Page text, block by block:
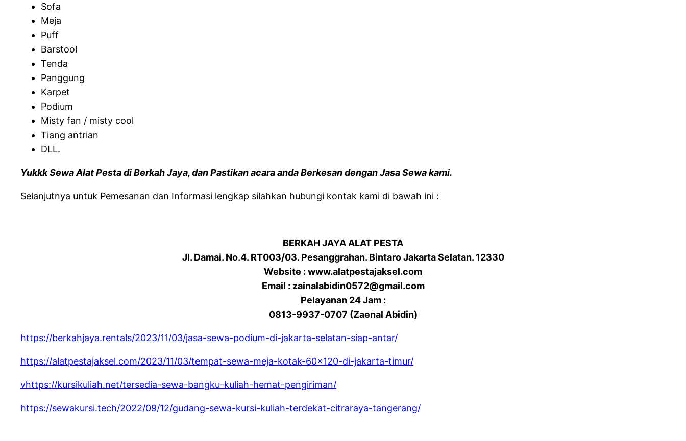
Sofa
Meja
Puff
Barstool
Tenda
Panggung
Karpet
Podium
Misty fan / misty cool
Tiang antrian
DLL.
Yukkk Sewa Alat Pesta di Berkah Jaya, dan Pastikan acara anda Berkesan dengan Jasa Sewa kami.
Selanjutnya untuk Pemesanan dan Informasi lengkap silahkan hubungi kontak kami di bawah ini :
BERKAH JAYA ALAT PESTA
Jl. Damai. No.4. RT003/03. Pesanggrahan. Bintaro Jakarta Selatan. 12330
Website : www.alatpestajaksel.com
Email : zainalabidin0572@gmail.com
Pelayanan 24 Jam :
0813-9937-0707 (Zaenal Abidin)
https://berkahjaya.rentals/2023/11/03/jasa-sewa-podium-di-jakarta-selatan-siap-antar/
https://alatpestajaksel.com/2023/11/03/tempat-sewa-meja-kotak-60×120-di-jakarta-timur/
vhttps://kursikuliah.net/tersedia-sewa-bangku-kuliah-hemat-pengiriman/
https://sewakursi.tech/2022/09/12/gudang-sewa-kursi-kuliah-terdekat-citraraya-tangerang/